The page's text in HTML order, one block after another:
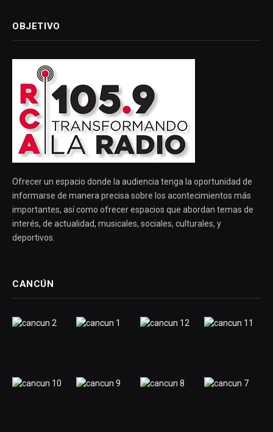
OBJETIVO
Ofrecer un espacio donde la audiencia tenga la oportunidad de
informarse de manera precisa sobre los acontecimientos más
importantes, así como ofrecer espacios que abordan temas de
interés, de actualidad, musicales, sociales, culturales, y
deportivos.
CANCÚN